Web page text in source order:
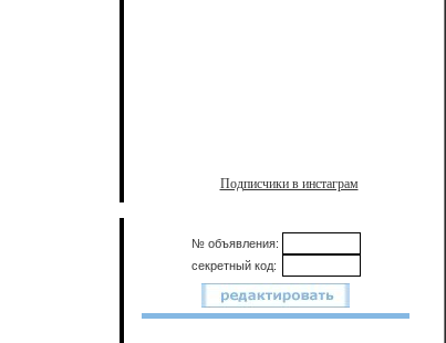
Подписчики в инстаграм
№ объявления:
секретный код: